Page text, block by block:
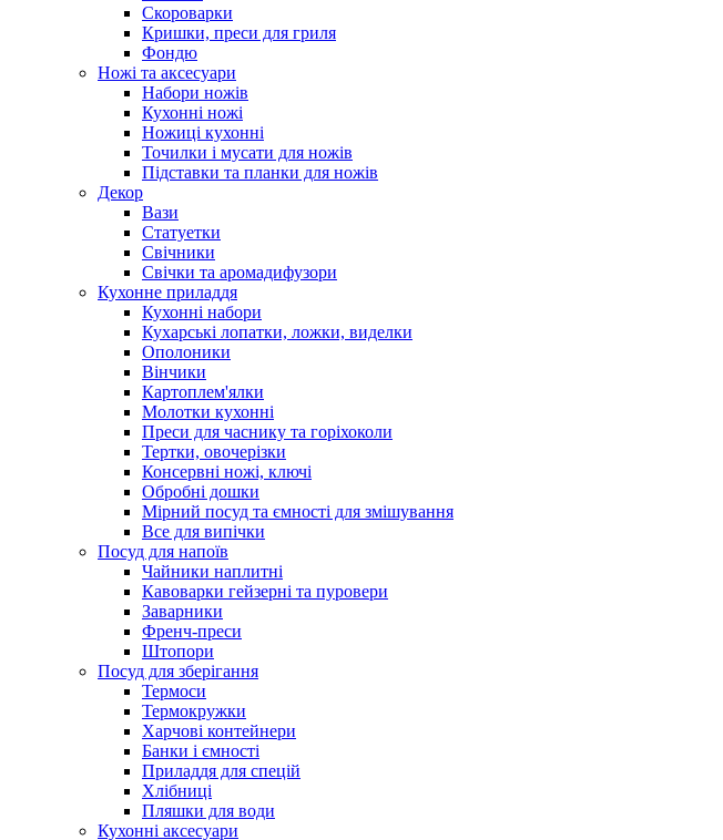
Скороварки
Кришки, преси для гриля
Фондю
Ножі та аксесуари
Набори ножів
Кухонні ножі
Ножиці кухонні
Точилки і мусати для ножів
Підставки та планки для ножів
Декор
Вази
Статуетки
Свічники
Свічки та аромадифузори
Кухонне приладдя
Кухонні набори
Кухарські лопатки, ложки, виделки
Ополоники
Вінчики
Картоплем'ялки
Молотки кухонні
Преси для часнику та горіхоколи
Тертки, овочерізки
Консервні ножі, ключі
Обробні дошки
Мірний посуд та ємності для змішування
Все для випічки
Посуд для напоїв
Чайники наплитні
Кавоварки гейзерні та пуровери
Заварники
Френч-преси
Штопори
Посуд для зберігання
Термоси
Термокружки
Харчові контейнери
Банки і ємності
Приладдя для спецій
Хлібниці
Пляшки для води
Кухонні аксесуари